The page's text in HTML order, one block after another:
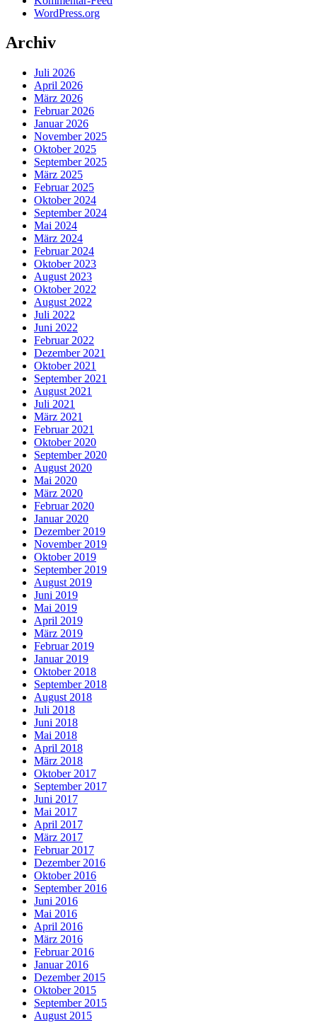
WordPress.org
Archiv
Juli 2026
April 2026
März 2026
Februar 2026
Januar 2026
November 2025
Oktober 2025
September 2025
März 2025
Februar 2025
Oktober 2024
September 2024
Mai 2024
März 2024
Februar 2024
Oktober 2023
August 2023
Oktober 2022
August 2022
Juli 2022
Juni 2022
Februar 2022
Dezember 2021
Oktober 2021
September 2021
August 2021
Juli 2021
März 2021
Februar 2021
Oktober 2020
September 2020
August 2020
Mai 2020
März 2020
Februar 2020
Januar 2020
Dezember 2019
November 2019
Oktober 2019
September 2019
August 2019
Juni 2019
Mai 2019
April 2019
März 2019
Februar 2019
Januar 2019
Oktober 2018
September 2018
August 2018
Juli 2018
Juni 2018
Mai 2018
April 2018
März 2018
Oktober 2017
September 2017
Juni 2017
Mai 2017
April 2017
März 2017
Februar 2017
Dezember 2016
Oktober 2016
September 2016
Juni 2016
Mai 2016
April 2016
März 2016
Februar 2016
Januar 2016
Dezember 2015
Oktober 2015
September 2015
August 2015